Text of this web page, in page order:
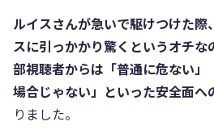
ルイスさんが急いで駆けつけた際
スに引っかかり驚くというオチ
部視聴者からは「普通に危ない」
場合じゃない」といった安全面へ
りました。